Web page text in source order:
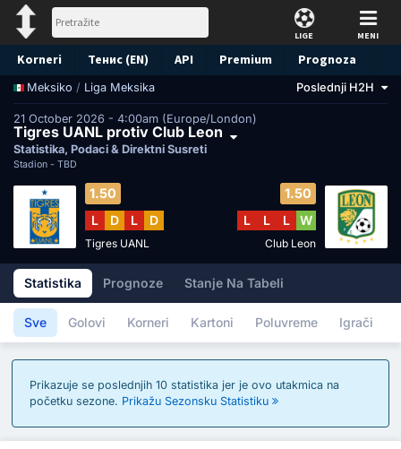
LIGE MENI
Korneri Тенис (EN) API Premium Prognoza
Meksiko / Liga Meksika Poslednji H2H
21 October 2026 - 4:00am (Europe/London)
Tigres UANL protiv Club Leon
Statistika, Podaci & Direktni Susreti
Stadion - TBD
1.50
L
D L D
Tigres UANL
1.50
L
L L W
Club Leon
Statistika Prognoze Stanje Na Tabeli
Sve Golovi Korneri Kartoni Poluvreme Igrači
Prikazuje se poslednjih 10 statistika jer je ovo utakmica na
početku sezone. Prikažu Sezonsku Statistiku